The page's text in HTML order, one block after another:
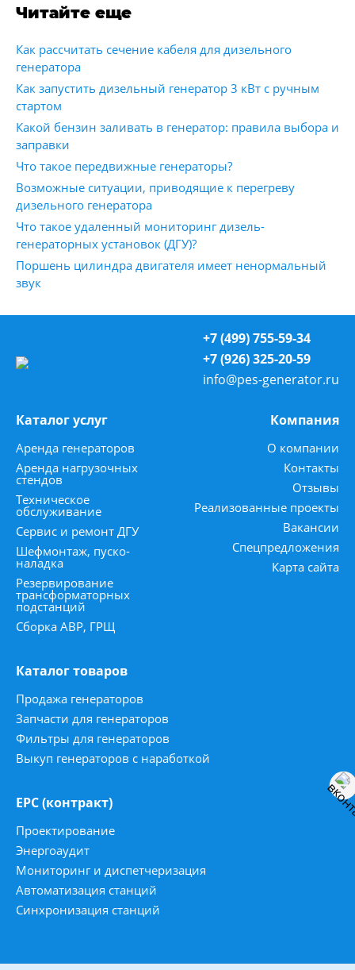
Читайте еще
Как рассчитать сечение кабеля для дизельного
генератора
Как запустить дизельный генератор 3 кВт с ручным
стартом
Какой бензин заливать в генератор: правила выбора и
заправки
Что такое передвижные генераторы?
Возможные ситуации, приводящие к перегреву
дизельного генератора
Что такое удаленный мониторинг дизель-
генераторных установок (ДГУ)?
Поршень цилиндра двигателя имеет ненормальный
звук
+7 (499) 755-59-34
+7 (926) 325-20-59
info@pes-generator.ru
Каталог услуг
Аренда генераторов
Аренда нагрузочных
стендов
Техническое
обслуживание
Сервис и ремонт ДГУ
Шефмонтаж, пуско-
наладка
Резервирование
трансформаторных
подстанций
Сборка АВР, ГРЩ
Компания
О компании
Контакты
Отзывы
Реализованные проекты
Вакансии
Спецпредложения
Карта сайта
Каталог товаров
Продажа генераторов
Запчасти для генераторов
Фильтры для генераторов
Выкуп генераторов с наработкой
ЕРС (контракт)
Проектирование
Энергоаудит
Мониторинг и диспетчеризация
Автоматизация станций
Синхронизация станций